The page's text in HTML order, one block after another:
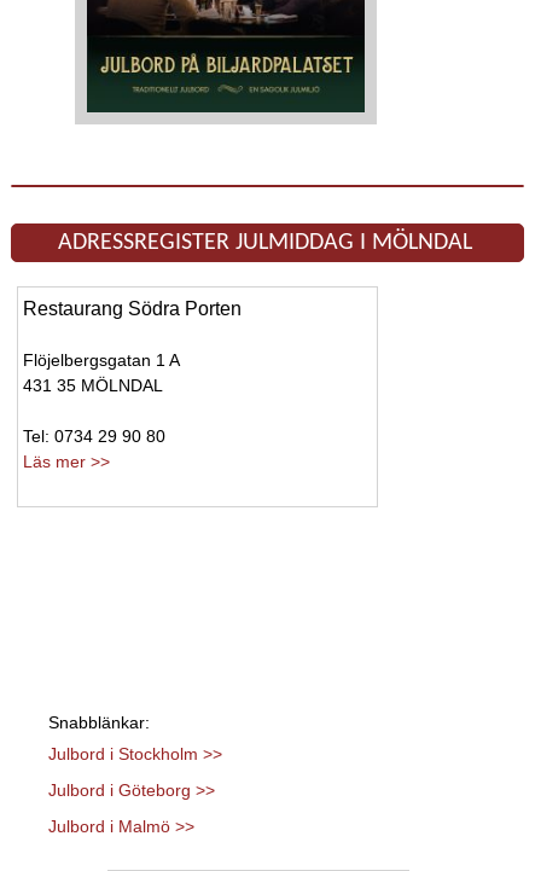
ADRESSREGISTER JULMIDDAG I MÖLNDAL
Restaurang Södra Porten
Flöjelbergsgatan 1 A
431 35 MÖLNDAL
Tel: 0734 29 90 80
Läs mer >>
Snabblänkar:
Julbord i Stockholm >>
Julbord i Göteborg >>
Julbord i Malmö >>